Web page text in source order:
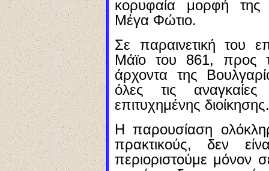
κορυφαία μορφή της
Μέγα Φώτιο.
Σε παραινετική του
Μάϊο του 861, προς
άρχοντα της
όλες τις
επιτυχημένης διοίκησης.
Η παρουσίαση
πρακτικούς, δεν
περιοριστούμε μόνον